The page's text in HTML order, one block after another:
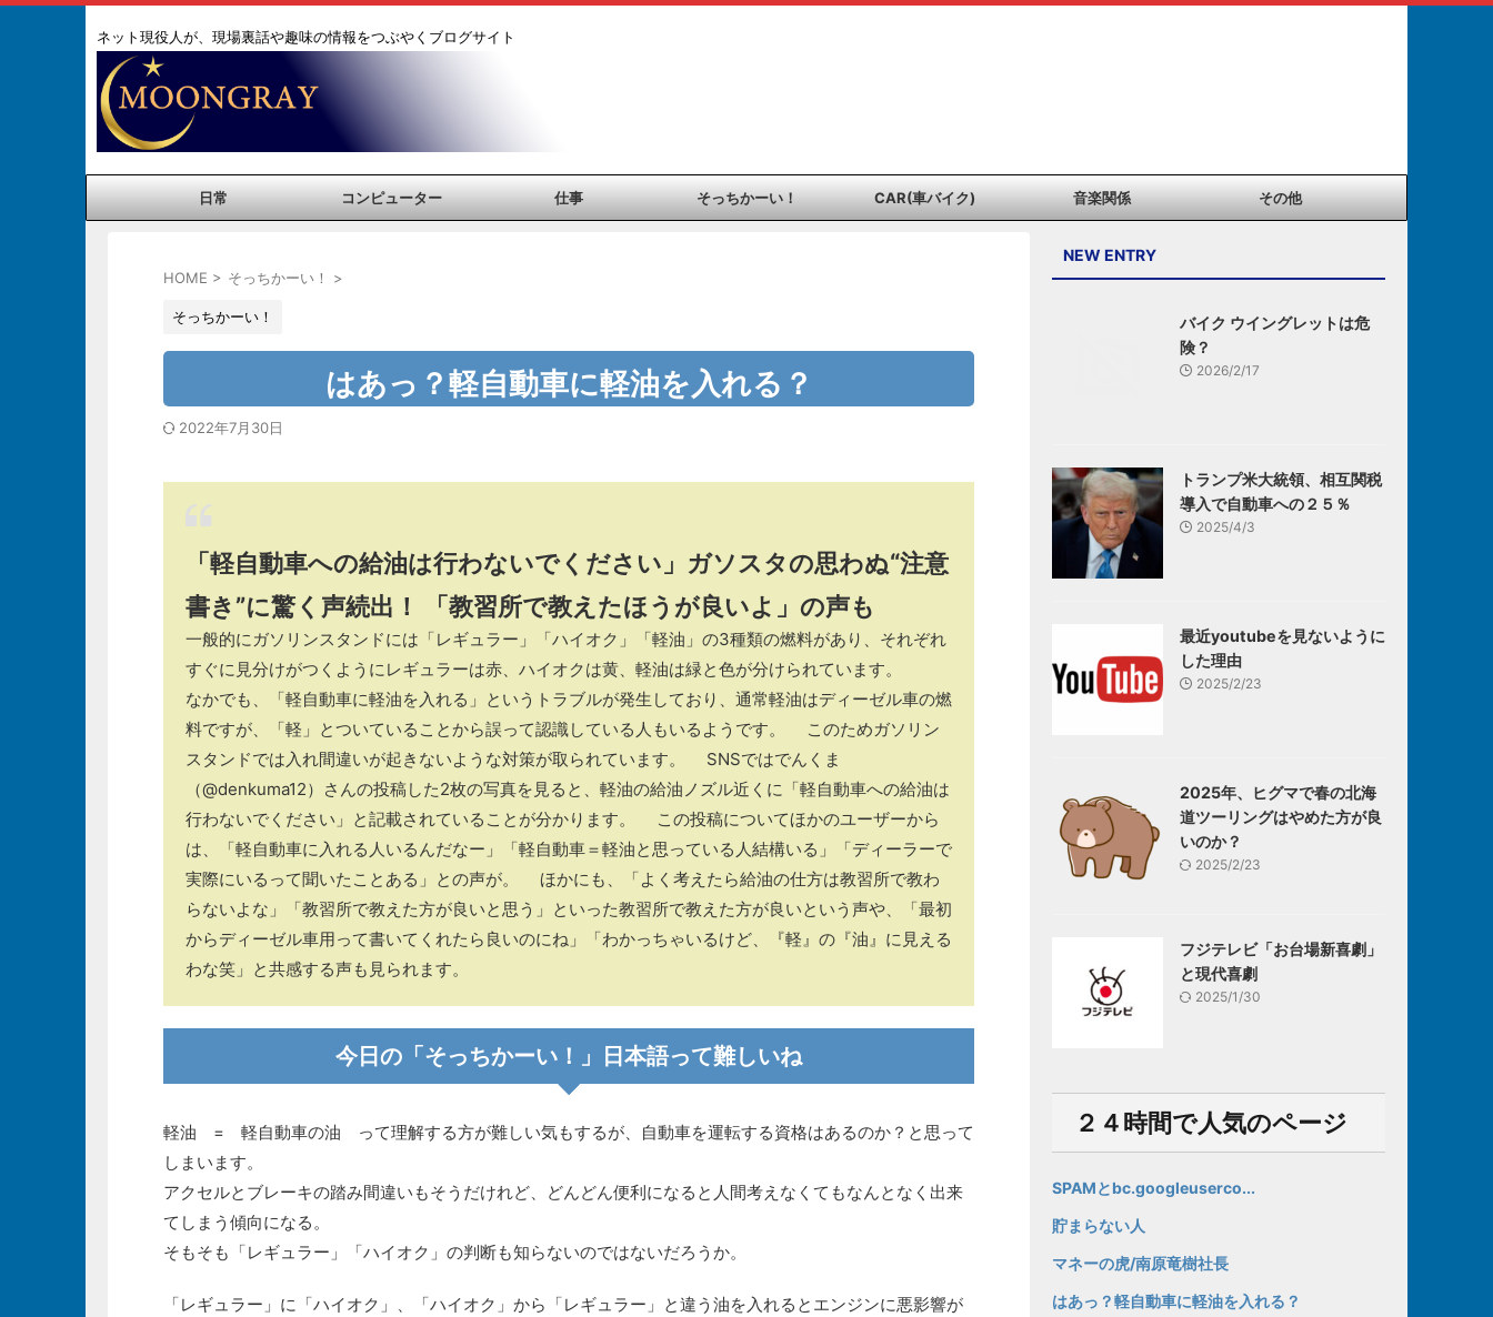
ネット現役人が、現場裏話や趣味の情報をつぶやくブログサイト
日常 コンピューター 仕事 そっちかーい！ CAR(車バイク) 音楽関係 その他
HOME > そっちかーい！ >
そっちかーい！
はあっ？軽自動車に軽油を入れる？
2022年7月30日
「軽自動車への給油は行わないでください」ガソスタの思わぬ“注意
書き”に驚く声続出！ 「教習所で教えたほうが良いよ」の声も
一般的にガソリンスタンドには「レギュラー」「ハイオク」「軽油」の3種類の燃料があり、それぞれ
すぐに見分けがつくようにレギュラーは赤、ハイオクは黄、軽油は緑と色が分けられています。
なかでも、「軽自動車に軽油を入れる」というトラブルが発生しており、通常軽油はディーゼル車の燃
料ですが、「軽」とついていることから誤って認識している人もいるようです。 このためガソリン
スタンドでは入れ間違いが起きないような対策が取られています。 SNSではでんくま
（@denkuma12）さんの投稿した2枚の写真を見ると、軽油の給油ノズル近くに「軽自動車への給油は
行わないでください」と記載されていることが分かります。 この投稿についてほかのユーザーから
は、「軽自動車に入れる人いるんだなー」「軽自動車＝軽油と思っている人結構いる」「ディーラーで
実際にいるって聞いたことある」との声が。 ほかにも、「よく考えたら給油の仕方は教習所で教わ
らないよな」「教習所で教えた方が良いと思う」といった教習所で教えた方が良いという声や、「最初
からディーゼル車用って書いてくれたら良いのにね」「わかっちゃいるけど、『軽』の『油』に見える
わな笑」と共感する声も見られます。
今日の「そっちかーい！」日本語って難しいね
軽油 = 軽自動車の油 って理解する方が難しい気もするが、自動車を運転する資格はあるのか？と思って
しまいます。
アクセルとブレーキの踏み間違いもそうだけれど、どんどん便利になると人間考えなくてもなんとなく出来
てしまう傾向になる。
そもそも「レギュラー」「ハイオク」の判断も知らないのではないだろうか。
「レギュラー」に「ハイオク」、「ハイオク」から「レギュラー」と違う油を入れるとエンジンに悪影響が
NEW ENTRY
バイク ウイングレットは危
険？
2026/2/17
トランプ米大統領、相互関税
導入で自動車への２５％
2025/4/3
最近youtubeを見ないように
した理由
2025/2/23
2025年、ヒグマで春の北海
道ツーリングはやめた方が良
いのか？
2025/2/23
フジテレビ「お台場新喜劇」
と現代喜劇
2025/1/30
２４時間で人気のページ
SPAMとbc.googleuserco...
貯まらない人
マネーの虎/南原竜樹社長
はあっ？軽自動車に軽油を入れる？